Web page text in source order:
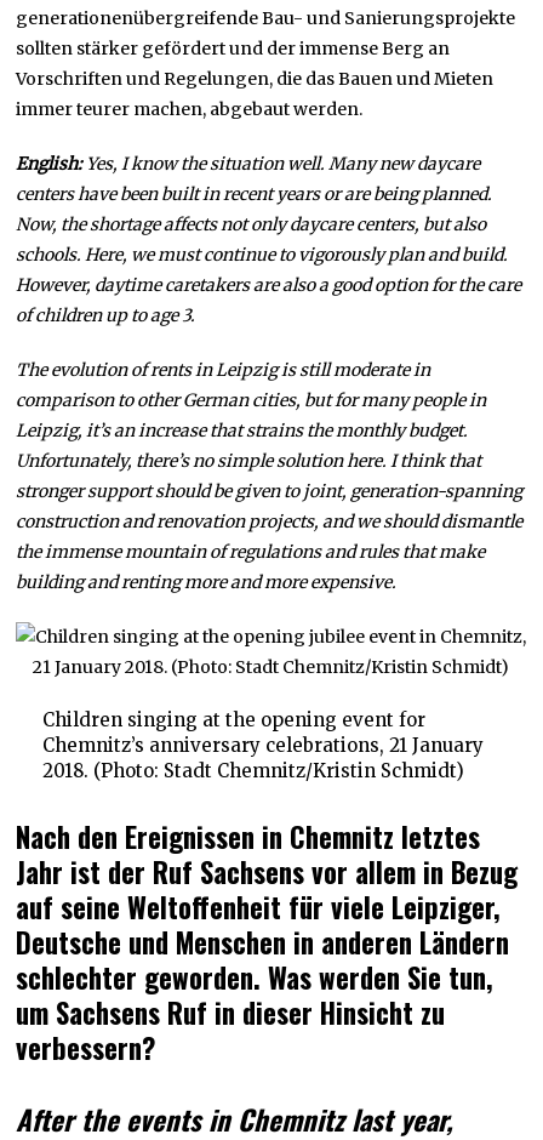
generationenübergreifende Bau- und Sanierungsprojekte
sollten stärker gefördert und der immense Berg an
Vorschriften und Regelungen, die das Bauen und Mieten
immer teurer machen, abgebaut werden.
English: Yes, I know the situation well. Many new daycare
centers have been built in recent years or are being planned.
Now, the shortage affects not only daycare centers, but also
schools. Here, we must continue to vigorously plan and build.
However, daytime caretakers are also a good option for the care
of children up to age 3.
The evolution of rents in Leipzig is still moderate in
comparison to other German cities, but for many people in
Leipzig, it’s an increase that strains the monthly budget.
Unfortunately, there’s no simple solution here. I think that
stronger support should be given to joint, generation-spanning
construction and renovation projects, and we should dismantle
the immense mountain of regulations and rules that make
building and renting more and more expensive.
Children singing at the opening event for
Chemnitz’s anniversary celebrations, 21 January
2018. (Photo: Stadt Chemnitz/Kristin Schmidt)
Nach den Ereignissen in Chemnitz letztes
Jahr ist der Ruf Sachsens vor allem in Bezug
auf seine Weltoffenheit für viele Leipziger,
Deutsche und Menschen in anderen Ländern
schlechter geworden. Was werden Sie tun,
um Sachsens Ruf in dieser Hinsicht zu
verbessern?
After the events in Chemnitz last year,